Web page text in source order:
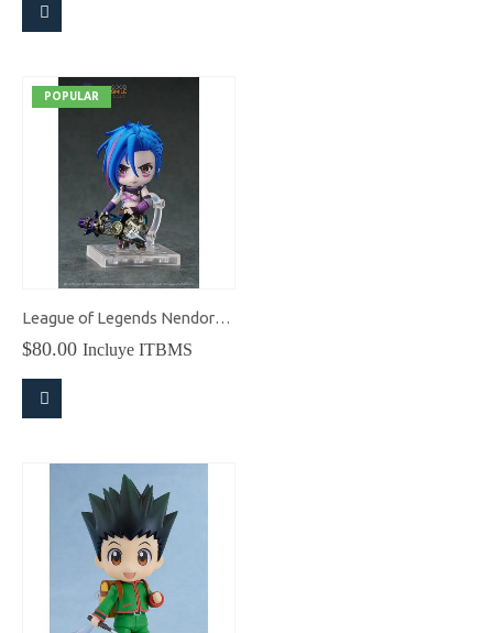
POPULAR
League of Legends Nendoroid Jinx (Arcane Ver.)
$80.00 Incluye ITBMS